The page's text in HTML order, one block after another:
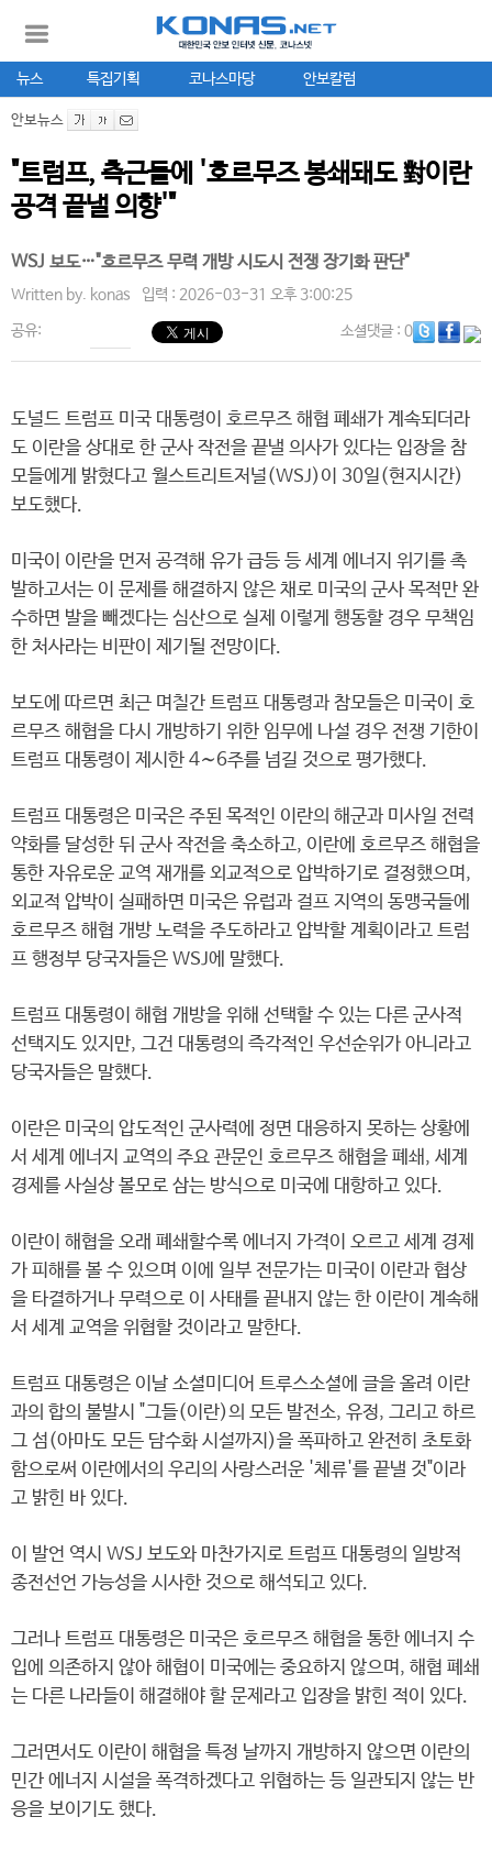
뉴스 특집기획 코나스마당 안보칼럼
안보뉴스
"트럼프, 측근들에 '호르무즈 봉쇄돼도 對이란
공격 끝낼 의향'"
WSJ 보도…"호르무즈 무력 개방 시도시 전쟁 장기화 판단"
Written by. konas 입력 : 2026-03-31 오후 3:00:25
공유: 소셜댓글: 0
도널드 트럼프 미국 대통령이 호르무즈 해협 폐쇄가 계속되더라
도 이란을 상대로 한 군사 작전을 끝낼 의사가 있다는 입장을 참
모들에게 밝혔다고 월스트리트저널(WSJ)이 30일(현지시간)
보도했다.
미국이 이란을 먼저 공격해 유가 급등 등 세계 에너지 위기를 촉
발하고서는 이 문제를 해결하지 않은 채로 미국의 군사 목적만 완
수하면 발을 빼겠다는 심산으로 실제 이렇게 행동할 경우 무책임
한 처사라는 비판이 제기될 전망이다.
보도에 따르면 최근 며칠간 트럼프 대통령과 참모들은 미국이 호
르무즈 해협을 다시 개방하기 위한 임무에 나설 경우 전쟁 기한이
트럼프 대통령이 제시한 4∼6주를 넘길 것으로 평가했다.
트럼프 대통령은 미국은 주된 목적인 이란의 해군과 미사일 전력
약화를 달성한 뒤 군사 작전을 축소하고, 이란에 호르무즈 해협을
통한 자유로운 교역 재개를 외교적으로 압박하기로 결정했으며,
외교적 압박이 실패하면 미국은 유럽과 걸프 지역의 동맹국들에
호르무즈 해협 개방 노력을 주도하라고 압박할 계획이라고 트럼
프 행정부 당국자들은 WSJ에 말했다.
트럼프 대통령이 해협 개방을 위해 선택할 수 있는 다른 군사적
선택지도 있지만, 그건 대통령의 즉각적인 우선순위가 아니라고
당국자들은 말했다.
이란은 미국의 압도적인 군사력에 정면 대응하지 못하는 상황에
서 세계 에너지 교역의 주요 관문인 호르무즈 해협을 폐쇄, 세계
경제를 사실상 볼모로 삼는 방식으로 미국에 대항하고 있다.
이란이 해협을 오래 폐쇄할수록 에너지 가격이 오르고 세계 경제
가 피해를 볼 수 있으며 이에 일부 전문가는 미국이 이란과 협상
을 타결하거나 무력으로 이 사태를 끝내지 않는 한 이란이 계속해
서 세계 교역을 위협할 것이라고 말한다.
트럼프 대통령은 이날 소셜미디어 트루스소셜에 글을 올려 이란
과의 합의 불발시 "그들(이란)의 모든 발전소, 유정, 그리고 하르
그 섬(아마도 모든 담수화 시설까지)을 폭파하고 완전히 초토화
함으로써 이란에서의 우리의 사랑스러운 '체류'를 끝낼 것"이라
고 밝힌 바 있다.
이 발언 역시 WSJ 보도와 마찬가지로 트럼프 대통령의 일방적
종전선언 가능성을 시사한 것으로 해석되고 있다.
그러나 트럼프 대통령은 미국은 호르무즈 해협을 통한 에너지 수
입에 의존하지 않아 해협이 미국에는 중요하지 않으며, 해협 폐쇄
는 다른 나라들이 해결해야 할 문제라고 입장을 밝힌 적이 있다.
그러면서도 이란이 해협을 특정 날까지 개방하지 않으면 이란의
민간 에너지 시설을 폭격하겠다고 위협하는 등 일관되지 않는 반
응을 보이기도 했다.